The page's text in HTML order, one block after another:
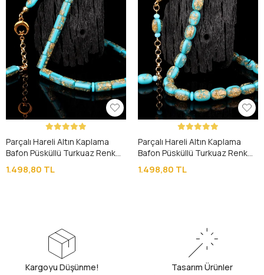
Parçalı Hareli Altın Kaplama
Bafon Püsküllü Turkuaz Renk
Sıkma Kehribar Tesbih
1.498,80 TL
Parçalı Hareli Altın Kaplama
Bafon Püsküllü Turkuaz Renk
Sıkma Kehribar Tesbih
1.498,80 TL
Kargoyu Düşünme! Tasarım Ürünler